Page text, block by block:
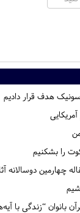
هدف قرار دادیم
را بشکنیم
چهارمین دوسالانه
بانوان “زندگی با